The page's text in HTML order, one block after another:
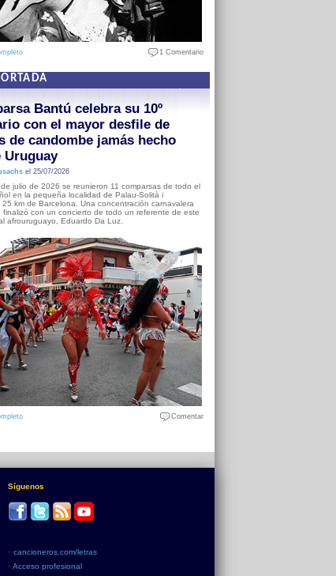
1 Comentario
Bantú celebra su 10º
con el mayor desfile de
de candombe jamás hecho
Uruguay
el 25/07/2026
julio de 2026 se reunieron 11 comparsas de todo el
en la pequeña localidad de Palau-Solità i
km de Barcelona. Una concentración carnavalera
finalizó con un concierto de todo un referente de este
afrouruguayo, Eduardo Da Luz.
Comentar
Síguenos
• cancioneros.com/letras
• Acceso profesional